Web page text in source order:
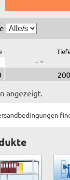
200
angezeigt.